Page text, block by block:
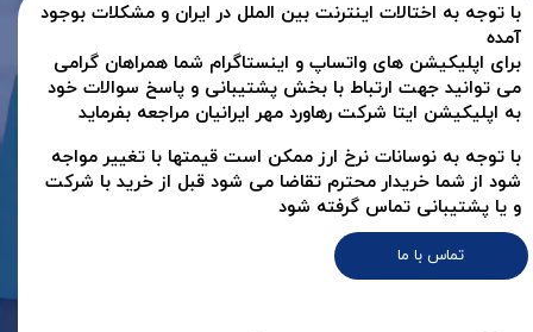
تماس با ما
با توجه به اختالات اینترنت بین الملل در ایران و مشکلات بوجود
آمده
برای اپلیکیشن های واتساپ و اینستاگرام شما همراهان گرامی
می توانید جهت ارتباط با بخش پشتیبانی و پاسخ سوالات خود
به اپلیکیشن ایتا شرکت رهاورد مهر ایرانیان مراجعه بفرماید
با توجه به نوسانات نرخ ارز ممکن است قیمتها با تغییر مواجه
شود از شما خریدار محترم تقاضا می شود قبل از خرید با شرکت
و یا پشتیبانی تماس گرفته شود